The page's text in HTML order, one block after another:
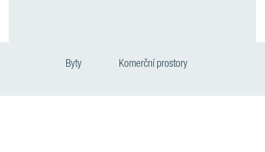
Byty Komerční prostory